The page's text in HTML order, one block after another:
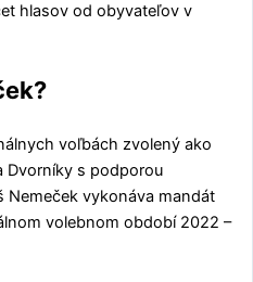
hlasov od obyvateľov v
voľbách zvolený ako
Dvorníky s podporou
Nemeček vykonáva mandát
volebnom období 2022 –